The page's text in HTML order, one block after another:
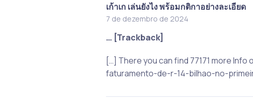
เก้าเก เล่นยังไง พร้อมกติกาอย่างละเอียด
7 de dezembro de 2024
… [Trackback]
[…] There you can find 77171 more
faturamento-de-r-14-bilhao-no-